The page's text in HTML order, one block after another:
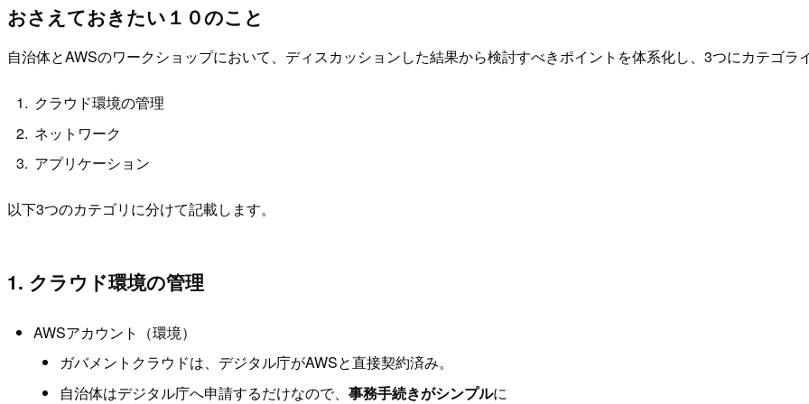
おさえておきたい１０のこと
自治体とAWSのワークショップにおいて、ディスカッションした結果から検討すべきポイントを体系化し、3つにカテゴラ
クラウド環境の管理
ネットワーク
アプリケーション
以下3つのカテゴリに分けて記載します。
1. クラウド環境の管理
AWSアカウント（環境）
ガバメントクラウドは、デジタル庁がAWSと直接契約済み。
自治体はデジタル庁へ申請するだけなので、 事務手続きがシンプルに